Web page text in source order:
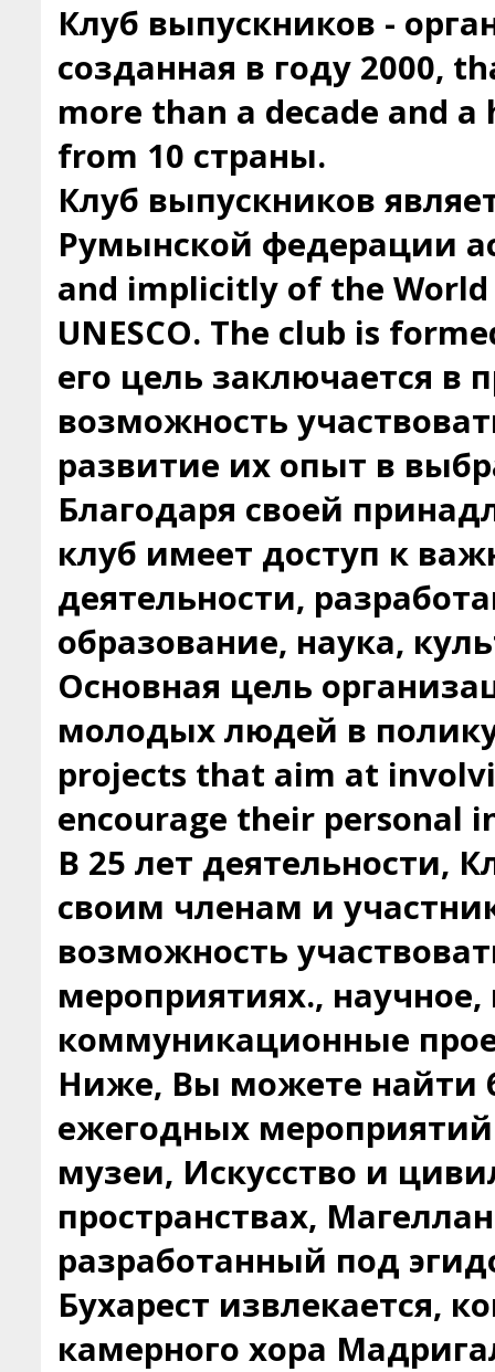
Клуб выпускников -
созданная в году 2000,
more than a decade and
from 10 страны.
Клуб выпускников
Румынской федерации
and implicitly of the
UNESCO. The club is
его цель заключается в
возможность
развитие их опыт в
Благодаря своей
клуб имеет доступ к
деятельности,
образование, наука,
Основная цель
молодых людей в
projects that aim at
encourage their personal
В 25 лет деятельности,
своим членам и
возможность
мероприятиях.,
коммуникационные
Ниже, Вы можете найти
ежегодных
музеи, Искусство и
пространствах,
разработанный под
Бухарест извлекается,
камерного хора